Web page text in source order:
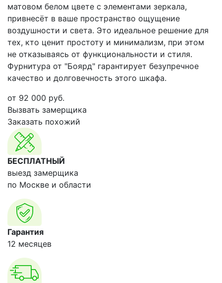
матовом белом цвете с элементами зеркала,
привнесёт в ваше пространство ощущение
воздушности и света. Это идеальное решение для
тех, кто ценит простоту и минимализм, при этом
не отказываясь от функциональности и стиля.
Фурнитура от "Боярд" гарантирует безупречное
качество и долговечность этого шкафа.
от 92 000 руб.
Вызвать замерщика
Заказать похожий
БЕСПЛАТНЫЙ
выезд замерщика
по Москве и области
Гарантия
12 месяцев